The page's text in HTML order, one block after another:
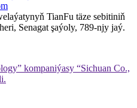
TianFu täze sebitiniň
Senagat şaýoly, 789-njy jaý.